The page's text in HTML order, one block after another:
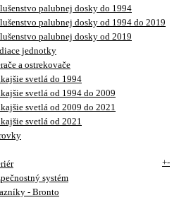
palubnej dosky do 1994
palubnej dosky od 1994 do 2019
palubnej dosky od 2019
jednotky
a ostrekovače
svetlá do 1994
svetlá od 1994 do 2009
svetlá od 2009 do 2021
svetlá od 2021
+-
systém
- Bronto